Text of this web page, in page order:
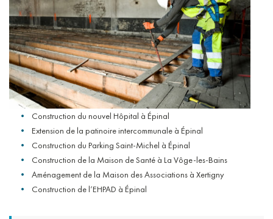
Construction du nouvel Hôpital à Épinal
Extension de la patinoire intercommunale à Épinal
Construction du Parking Saint-Michel à Épinal
Construction de la Maison de Santé à La Vôge-les-Bains
Aménagement de la Maison des Associations à Xertigny
Construction de l’EHPAD à Épinal